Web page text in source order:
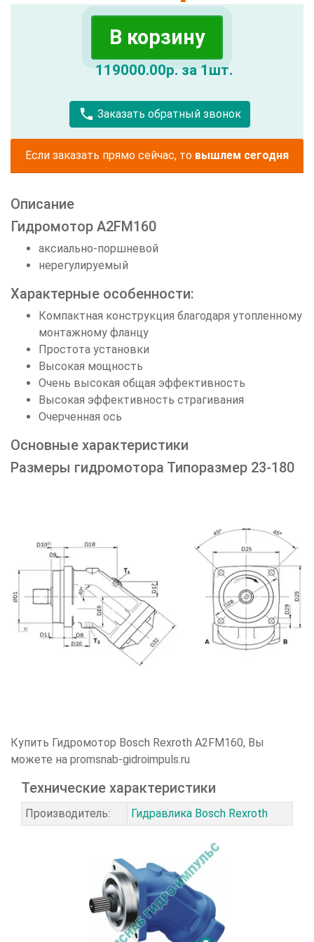
В корзину
119000.00р. за 1шт.
call Заказать обратный звонок
Если заказать прямо сейчас, то вышлем сегодня
Описание
Гидромотор A2FM160
аксиально-поршневой
нерегулируемый
Характерные особенности:
Компактная конструкция благодаря утопленному
монтажному фланцу
Простота установки
Высокая мощность
Очень высокая общая эффективность
Высокая эффективность страгивания
Очерченная ось
Основные характеристики
Размеры гидромотора Типоразмер 23-180
Купить Гидромотор Bosch Rexroth A2FM160, Вы
можете на promsnab-gidroimpuls.ru
Технические характеристики
Производитель: Гидравлика Bosch Rexroth